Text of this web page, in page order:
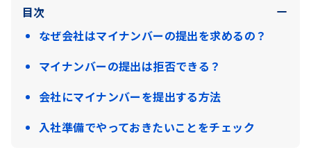
目次
なぜ会社はマイナンバーの提出を求めるの？
マイナンバーの提出は拒否できる？
会社にマイナンバーを提出する方法
入社準備でやっておきたいことをチェック